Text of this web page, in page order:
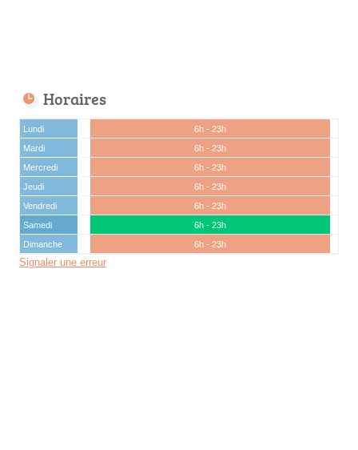
Horaires
Lundi
6h - 23h
Mardi
6h - 23h
Mercredi
6h - 23h
Jeudi
6h - 23h
Vendredi
6h - 23h
Samedi
6h - 23h
Dimanche
6h - 23h
Signaler une erreur